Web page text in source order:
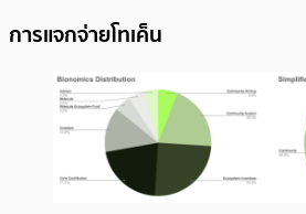
การแจกจ่ายโทเค็น